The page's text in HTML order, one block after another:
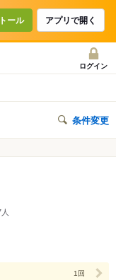
ール アプリで開く
ログイン
条件変更
1回